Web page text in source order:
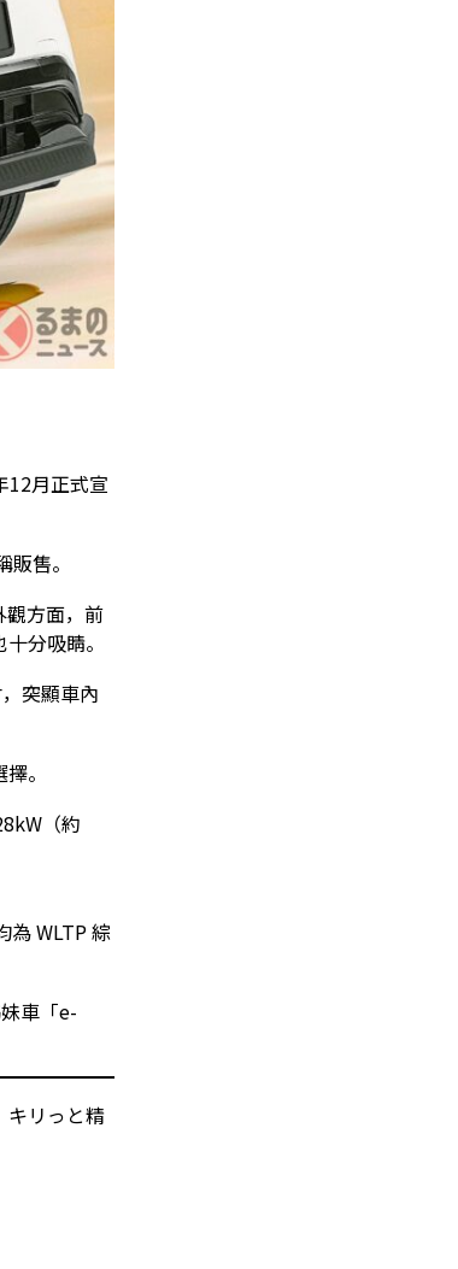
12月正式宣
售。
方面，前
分吸睛。
突顯車內
。
（約
為 WLTP 綜
車「e-
キリっと精